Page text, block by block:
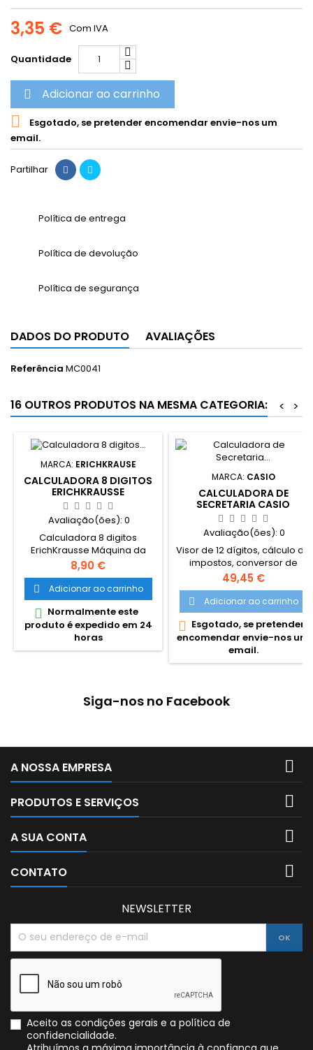
3,35 € Com IVA
Quantidade
 Adicionar ao carrinho

Esgotado, se pretender encomendar envie-nos um
email.
Partilhar
Política de entrega
Política de devolução
Política de segurança
DADOS DO PRODUTO AVALIAÇÕES
Referência MC0041
16 OUTROS PRODUTOS NA MESMA CATEGORIA: >
<
MARCA: ERICHKRAUSE
CALCULADORA 8 DIGITOS
ERICHKRAUSSE
Avaliação(ões): 0
Calculadora 8 digitos
ErichKrausse Máquina da
calcular 8 Digitos Botões
ergonómicos. A pilhas e
energia solar.
Preço
8,90 €
 Adicionar ao carrinho
 Normalmente este
produto é expedido em 24
horas
MARCA: CASIO
CALCULADORA DE
SECRETARIA CASIO
HR200RCE 12 DIGITOS
Avaliação(ões): 0
Visor de 12 dígitos, cálculo de
impostos, conversor de
divisas, impressão a 2 cores,
Necessita de adaptador a
corrente - CASAD-
A60024EG-OP (Opcional )
Rolos - 57 mm, Ink-Roller
IR40T
Preço
49,45 €
 Adicionar ao carrinho
 Esgotado, se pretender
encomendar envie-nos um
email.
Siga-nos no Facebook
A NOSSA EMPRESA 
PRODUTOS E SERVIÇOS 
A SUA CONTA 
CONTATO 
NEWSLETTER
Aceito as condições gerais e a política de
confidencialidade.